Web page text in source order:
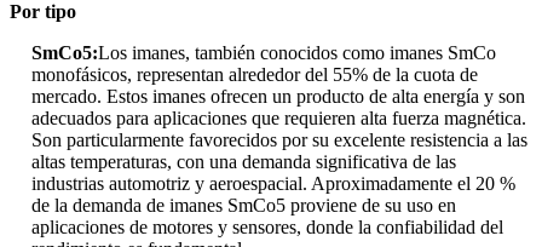
Por tipo
SmCo5:Los imanes, también conocidos como imanes SmCo
monofásicos, representan alrededor del 55% de la cuota de
mercado. Estos imanes ofrecen un producto de alta energía y son
adecuados para aplicaciones que requieren alta fuerza magnética.
Son particularmente favorecidos por su excelente resistencia a las
altas temperaturas, con una demanda significativa de las
industrias automotriz y aeroespacial. Aproximadamente el 20 %
de la demanda de imanes SmCo5 proviene de su uso en
aplicaciones de motores y sensores, donde la confiabilidad del